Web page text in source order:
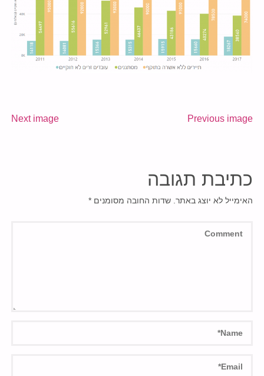
Previous image
Next image
כתיבת תגובה
האימייל לא יוצג באתר. שדות החובה מסומנים *